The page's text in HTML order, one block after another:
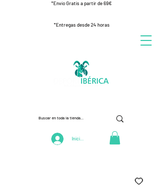
*Envío Gratis a partir de 69€
*Entregas desde 24 horas
Iniciar Sesión